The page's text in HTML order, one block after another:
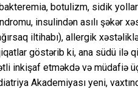
botulizm, sidik
insulindən asılı şəkər
iltihabı), allergik
göstərib ki, ana südü ilə
inkişaf etməkdə və müdafiə
Akademiyası yeni,